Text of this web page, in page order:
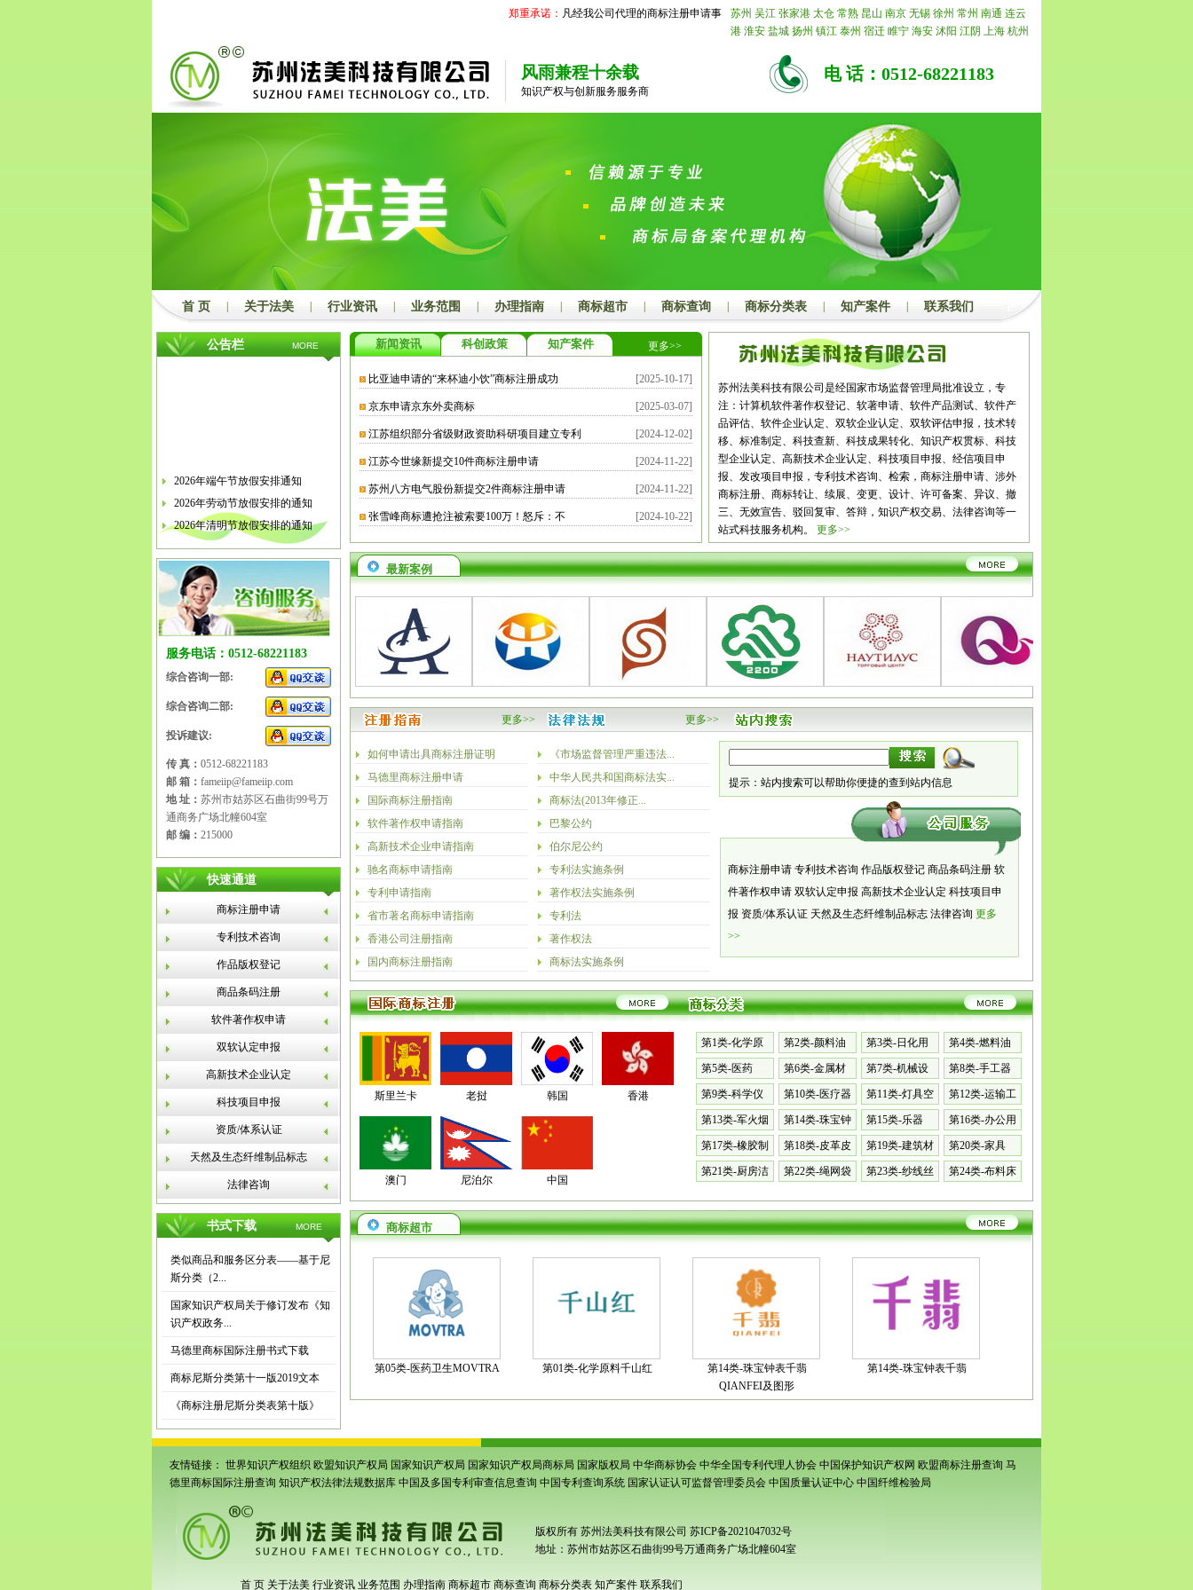
郑重承诺：凡经我公司代理的商标注册申请事务国家商标局未受理的，我公司承诺退还所有费用。
苏州 吴江 张家港 太仓 常熟 昆山 南京 无锡 徐州 常州 南通 连云
港 淮安 盐城 扬州 镇江 泰州 宿迁 睢宁 海安 沭阳 江阴 上海 杭州
温州 嘉兴 湖州 绍兴 金华 衢州 舟山 台州 丽水 福建
莆田 三明 泉州 漳州 南平
马鞍山 淮北 铜陵 安庆
广州 韶关 深圳 珠海 佛山
汕尾 河源 阳江 清远 东莞 中山
梧州 北海 钦州 贵港 玉林
海口 三亚 湖北 武汉
昌 襄阳 鄂州 荆州 孝感 荆门 黄冈 随州 湖南
衡阳 邵阳 岳阳 常德 张家界 益阳 永州 怀化
安阳 鹤壁 新乡 焦作 濮阳 许昌
驻马店 内蒙 包头 乌海
尔多斯
呼伦贝尔 巴彦淖尔 乌兰察布 家庄 唐山
邢台 保定 张家口 承德 沧州 廊坊 衡水 山西 太原 大同
长治
晋城 朔州 晋中 运城 忻州 临汾 吕梁 辽宁 沈阳 大连 鞍山 抚顺 本
溪 丹东 锦州 营口 阜新 辽阳 盘锦 铁岭 朝阳 葫芦岛
辽源 通化 松原 白城 黑龙江
鹤岗 双鸭山 大庆 伊春 佳木斯 七台河 牡丹江 黑河 绥化 四川
都 自贡 攀枝花 泸州 德阳 绵阳 广元 遂宁 内江 乐山 南充 眉山
宾 广安 达州 雅安 巴中 资阳 西藏 拉萨 日喀则 昌都 林芝 山南
南 昆明 曲靖 玉溪 保山 昭通 丽江 普洱 临沧 贵州 贵阳 六盘水
义 安顺 毕节 铜仁 陕西 西安 铜川 宝鸡 咸阳 渭南 延安 汉中
安康 商洛 甘肃 兰州 嘉峪关 金昌 白银 天水 武威 张掖 平凉 酒泉
庆阳 定西 陇南 宁夏 银川 石嘴山 吴忠 固原 中卫 青海 西宁
海东
新疆 乌鲁木齐 克拉玛依 吐鲁番 哈密
风雨兼程十余载
知识产权与创新服务服务商
电 话：0512-68221183
首 页 关于法美 行业资讯 业务范围 办理指南 商标超市 商标查询 商标分类表 知产案件 联系我们
公告栏 MORE
2026年端午节放假安排通知
2026年劳动节放假安排的通知
2026年清明节放假安排的通知
关于软件企业评估有关工作的通知
2026年春节放假安排的通知
2026年元旦放假安排的通知
2025年国庆节、中秋节放假安排
2025年端午节放假安排的通知
2025年劳动节放假安排的通知
2025年清明节放假安排的通知
服务电话：0512-68221183
综合咨询一部:
综合咨询二部:
投诉建议:
传 真： 0512-68221183
邮 箱： fameiip@fameiip.com
地 址： 苏州市姑苏区石曲街99号万
通商务广场北幢604室
邮 编： 215000
快速通道
商标注册申请
专利技术咨询
作品版权登记
商品条码注册
软件著作权申请
双软认定申报
高新技术企业认定
科技项目申报
资质/体系认证
天然及生态纤维制品标志
法律咨询
书式下载 MORE
类似商品和服务区分表——基于尼
斯分类（2...
国家知识产权局关于修订发布《知
识产权政务...
马德里商标国际注册书式下载
商标尼斯分类第十一版2019文本
《商标注册尼斯分类表第十版》
新闻资讯 科创政策 知产案件 更多>>
比亚迪申请的“来杯迪小饮”商标注册成功 [2025-10-17]
京东申请京东外卖商标 [2025-03-07]
江苏组织部分省级财政资助科研项目建立专利 [2024-12-02]
江苏今世缘新提交10件商标注册申请 [2024-11-22]
苏州八方电气股份新提交2件商标注册申请 [2024-11-22]
张雪峰商标遭抢注被索要100万！怒斥：不 [2024-10-22]
苏州法美科技有限公司是经国家市场监督管理局批准设立，专
注：计算机软件著作权登记、软著申请、软件产品测试、软件产
品评估、软件企业认定、双软企业认定、双软评估申报，技术转
移、标准制定、科技查新、科技成果转化、知识产权贯标、科技
型企业认定、高新技术企业认定、科技项目申报、经信项目申
报、发改项目申报，专利技术咨询、检索，商标注册申请、涉外
商标注册、商标转让、续展、变更、设计、许可备案、异议、撤
三、无效宣告、驳回复审、答辩，知识产权交易、法律咨询等一
站式科技服务机构。 更多>>
最新案例
更多>> 更多>>
如何申请出具商标注册证明
马德里商标注册申请
国际商标注册指南
软件著作权申请指南
高新技术企业申请指南
驰名商标申请指南
专利申请指南
省市著名商标申请指南
香港公司注册指南
国内商标注册指南
《市场监督管理严重违法...
中华人民共和国商标法实...
商标法(2013年修正...
巴黎公约
伯尔尼公约
专利法实施条例
著作权法实施条例
专利法
著作权法
商标法实施条例
提示：站内搜索可以帮助你便捷的查到站内信息
商标注册申请 专利技术咨询 作品版权登记 商品条码注册 软
件著作权申请 双软认定申报 高新技术企业认定 科技项目申
报 资质/体系认证 天然及生态纤维制品标志 法律咨询 更多
>>
斯里兰卡 老挝 韩国 香港
澳门 尼泊尔 中国
第1类-化学原
料
第2类-颜料油
漆
第3类-日化用
品
第4类-燃料油
脂
第5类-医药
第6类-金属材
料
第7类-机械设
备
第8类-手工器
械
第9类-科学仪
器
第10类-医疗器
械
第11类-灯具空
调
第12类-运输工
具
第13类-军火烟
火
第14类-珠宝钟
表
第15类-乐器
第16类-办公用
品
第17类-橡胶制
品
第18类-皮革皮
具
第19类-建筑材
料
第20类-家具
第21类-厨房洁
第22类-绳网袋
第23类-纱线丝
第24类-布料床
商标超市
第05类-医药卫生MOVTRA 第01类-化学原料千山红
第14类-珠宝钟表千翡
QIANFEI及图形
第14类-珠宝钟表千翡
友情链接： 世界知识产权组织 欧盟知识产权局 国家知识产权局 国家知识产权局商标局 国家版权局 中华商标协会 中华全国专利代理人协会 中国保护知识产权网 欧盟商标注册查询 马
德里商标国际注册查询 知识产权法律法规数据库 中国及多国专利审查信息查询 中国专利查询系统 国家认证认可监督管理委员会 中国质量认证中心 中国纤维检验局
版权所有 苏州法美科技有限公司 苏ICP备2021047032号
地址：苏州市姑苏区石曲街99号万通商务广场北幢604室
首 页 关于法美 行业资讯 业务范围 办理指南 商标超市 商标查询 商标分类表 知产案件 联系我们